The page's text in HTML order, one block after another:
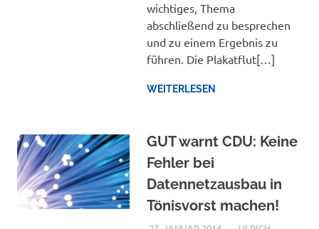
wichtiges, Thema
abschließend zu besprechen
und zu einem Ergebnis zu
führen. Die Plakatflut[…]
WEITERLESEN
GUT warnt CDU: Keine
Fehler bei
Datennetzausbau in
Tönisvorst machen!